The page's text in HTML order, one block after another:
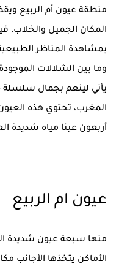
منطقة عيون أم الربيع
المكان الجميل
بمشاهدة المناظر الطبيعية
وما بين الشلالات
يأتي لينعم بجمال سلسلة
المغرب، تحتوي هذه
أربعون عينا مياه شديدة
عيون ام الربيع
منها سبعة عيون شديدة
الأماكن يتخذها الأجانب